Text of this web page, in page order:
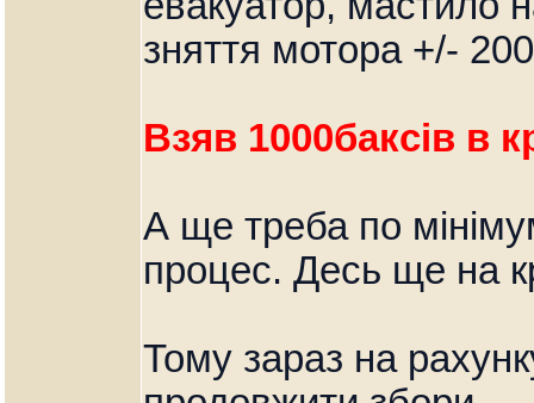
зняття мотора +/-
Взяв 1000баксів в
А ще треба по
процес. Десь ще на
Тому зараз на